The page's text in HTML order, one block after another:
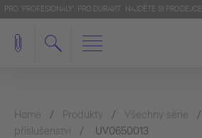
PRO 'PROFESIONÁLY': PRO.DURAVIT NAJDĚTE SI PRODEJCE
Home Produkty Všechny série
příslušenství
UV0650013